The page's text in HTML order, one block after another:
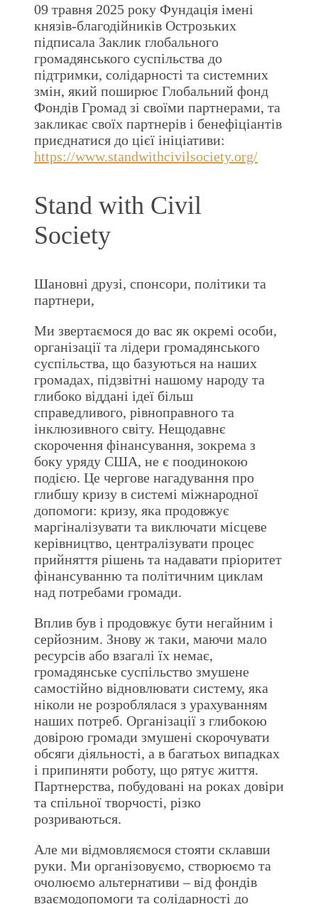
09 травня 2025 року Фундація імені
князів-благодійників Острозьких
підписала Заклик глобального
громадянського суспільства до
підтримки, солідарності та системних
змін, який поширює Глобальний фонд
Фондів Громад зі своїми партнерами, та
закликає своїх партнерів і бенефіціантів
приєднатися до цієї ініціативи:
https://www.standwithcivilsociety.org/
Stand with Civil
Society
Шановні друзі, спонсори, політики та
партнери,
Ми звертаємося до вас як окремі особи,
організації та лідери громадянського
суспільства, що базуються на наших
громадах, підзвітні нашому народу та
глибоко віддані ідеї більш
справедливого, рівноправного та
інклюзивного світу. Нещодавнє
скорочення фінансування, зокрема з
боку уряду США, не є поодинокою
подією. Це чергове нагадування про
глибшу кризу в системі міжнародної
допомоги: кризу, яка продовжує
маргіналізувати та виключати місцеве
керівництво, централізувати процес
прийняття рішень та надавати пріоритет
фінансуванню та політичним циклам
над потребами громади.
Вплив був і продовжує бути негайним і
серйозним. Знову ж таки, маючи мало
ресурсів або взагалі їх немає,
громадянське суспільство змушене
самостійно відновлювати систему, яка
ніколи не розроблялася з урахуванням
наших потреб. Організації з глибокою
довірою громади змушені скорочувати
обсяги діяльності, а в багатьох випадках
і припиняти роботу, що рятує життя.
Партнерства, побудовані на роках довіри
та спільної творчості, різко
розриваються.
Але ми відмовляємося стояти склавши
руки. Ми організовуємо, створюємо та
очолюємо альтернативи – від фондів
взаємодопомоги та солідарності до